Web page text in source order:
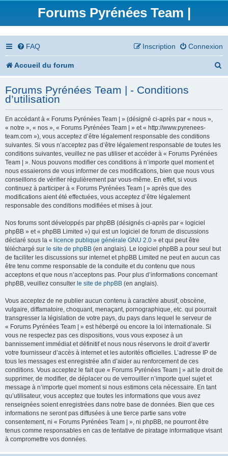
Forums Pyrénées Team |
FAQ Connexion
Inscription
Accueil du forum
h
Forums Pyrénées Team | - Conditions
d’utilisation
En accédant à « Forums Pyrénées Team | » (désigné ci-après par « nous »,
« notre », « nos », « Forums Pyrénées Team | » et « http://www.pyrenees-
team.com »), vous acceptez d’être légalement responsable des conditions
suivantes. Si vous n’acceptez pas d’être légalement responsable de toutes les
conditions suivantes, veuillez ne pas utiliser et accéder à « Forums Pyrénées
Team | ». Nous pouvons modifier ces conditions à n’importe quel moment et
nous essaierons de vous informer de ces modifications, bien que nous vous
conseillons de vérifier régulièrement par vous-même. En effet, si vous
continuez à participer à « Forums Pyrénées Team | » après que des
modifications aient été effectuées, vous acceptez d’être légalement
responsable des conditions modifiées et mises à jour.
Nos forums sont développés par phpBB (désignés ci-après par « logiciel
phpBB » et « phpBB Limited ») qui est un logiciel de forum de discussions
déclaré sous la « licence publique générale GNU 2.0 » et qui peut être
téléchargé sur le site de phpBB (en anglais). Le logiciel phpBB a pour seul but
de faciliter les discussions sur internet et phpBB Limited ne peut en aucun cas
être tenu comme responsable de la conduite et du contenu que nous
acceptons et que nous n’acceptons pas. Pour plus d’informations concernant
phpBB, veuillez consulter le site de phpBB (en anglais).
Vous acceptez de ne publier aucun contenu à caractère abusif, obscène,
vulgaire, diffamatoire, choquant, menaçant, pornographique, etc. qui pourrait
transgresser la législation de votre pays, du pays dans lequel le serveur de
« Forums Pyrénées Team | » est hébergé ou encore la loi internationale. Si
vous ne respectez pas ces dispositions, vous vous exposez à un
bannissement immédiat et définitif et nous nous réservons le droit d’avertir
votre fournisseur d’accès à internet et les autorités officielles. L’adresse IP de
tous les messages est enregistrée afin d’aider au renforcement de ces
conditions. Vous acceptez le fait que « Forums Pyrénées Team | » ait le droit de
supprimer, de modifier, de déplacer ou de verrouiller n’importe quel sujet et
message à n’importe quel moment si nous estimons cela nécessaire. En tant
qu’utilisateur, vous acceptez que toutes les informations que vous avez
renseignées soient enregistrées dans notre base de données. Bien que ces
informations ne seront pas diffusées à une tierce partie sans votre
consentement, ni « Forums Pyrénées Team | », ni phpBB, ne pourront être
tenus comme responsables en cas de tentative de piratage informatique visant
à compromettre vos données.